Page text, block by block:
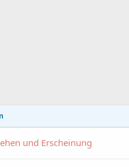
und Erscheinung